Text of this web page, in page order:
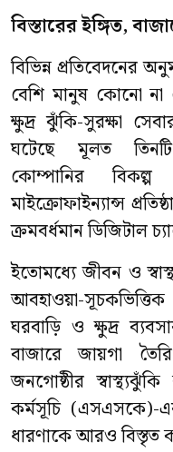
বিস্তারের ইঙ্গিত,
বিভিন্ন প্রতিবেদনের
বেশি মানুষ কোনো না
ক্ষুদ্র ঝুঁকি-সুরক্ষা
ঘটেছে মূলত তিনটি
কোম্পানির
মাইক্রোফাইন্যান্স
ক্রমবর্ধমান ডিজিটাল
ইতোমধ্যে জীবন ও
আবহাওয়া-
ঘরবাড়ি ও ক্ষুদ্র
বাজারে জায়গা
জনগোষ্ঠীর
কর্মসূচি (এসএসকে)-
ধারণাকে আরও বিস্তৃত